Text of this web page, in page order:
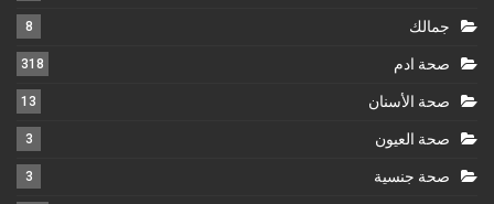
جمالك 8
صحة ادم 318
صحة الأسنان 13
صحة العيون 3
صحة جنسية 3